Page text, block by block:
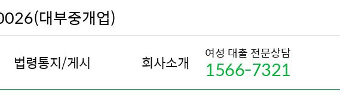
대부중개업)
법령통지/게시 회사소개 여성 대출 전문상담
1566-7321